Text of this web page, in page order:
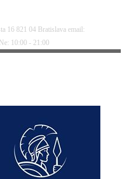
16 821 04 Bratislava email:
10:00 - 21:00